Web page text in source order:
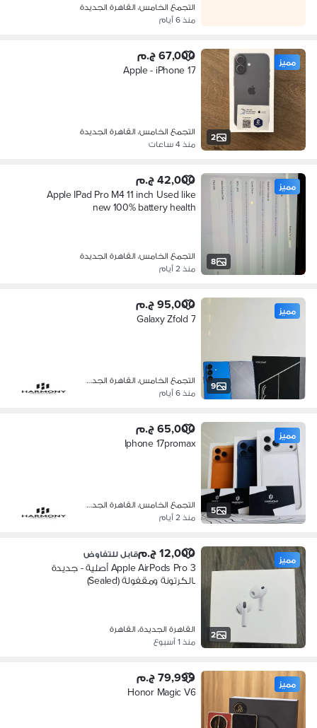
التجمع الخامس، القاهرة الجديدة
منذ 6 أيام
2
مميز 67,000 ج.م
Apple - iPhone 17
التجمع الخامس، القاهرة الجديدة
منذ 4 ساعات
8
مميز 42,000 ج.م
Apple IPad Pro M4 11 inch Used like
new 100% battery health
التجمع الخامس، القاهرة الجديدة
منذ 2 أيام
9
مميز 95,000 ج.م
Galaxy Zfold 7
التجمع الخامس، القاهرة الجديدة
منذ 6 أيام
5
مميز 65,000 ج.م
Iphone 17promax
التجمع الخامس، القاهرة الجديدة
منذ 2 أيام
2
مميز 12,000 ج.م قابل للتفاوض
Apple AirPods Pro 3 أصلية - جديدة
بالكرتونة ومقفولة (Sealed)
القاهرة الجديدة، القاهرة
منذ 1 أسبوع
مميز 79,999 ج.م
Honor Magic V6